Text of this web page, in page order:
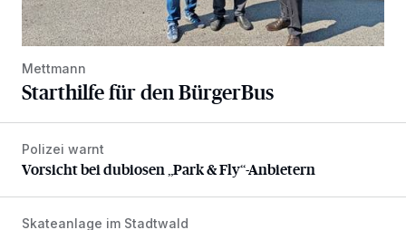
Mettmann
Starthilfe für den BürgerBus
Vorsicht bei dubiosen „Park & Fly“-Anbietern
Polizei warnt
Vorsicht bei dubiosen „Park & Fly“-Anbietern
Auf vier Rollen zu mehr Selbstvertrauen
Skateanlage im Stadtwald